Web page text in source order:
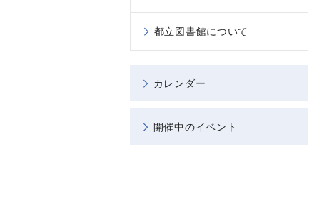
都立図書館について
カレンダー
開催中のイベント